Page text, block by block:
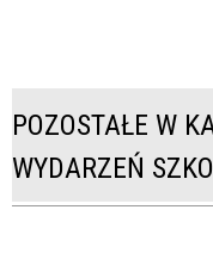
POZOSTAŁE W
WYDARZEŃ